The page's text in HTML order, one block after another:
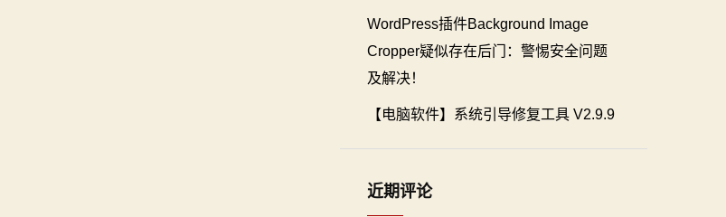
WordPress插件Background Image
Cropper疑似存在后门：警惕安全问题
及解决！
【电脑软件】系统引导修复工具 V2.9.9
近期评论